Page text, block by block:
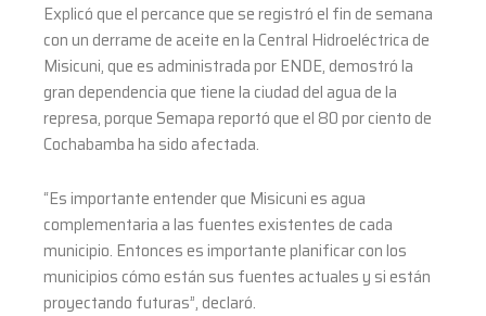
Explicó que el percance que se registró el fin de semana
con un derrame de aceite en la Central Hidroeléctrica de
Misicuni, que es administrada por ENDE, demostró la
gran dependencia que tiene la ciudad del agua de la
represa, porque Semapa reportó que el 80 por ciento de
Cochabamba ha sido afectada.
“Es importante entender que Misicuni es agua
complementaria a las fuentes existentes de cada
municipio. Entonces es importante planificar con los
municipios cómo están sus fuentes actuales y si están
proyectando futuras”, declaró.